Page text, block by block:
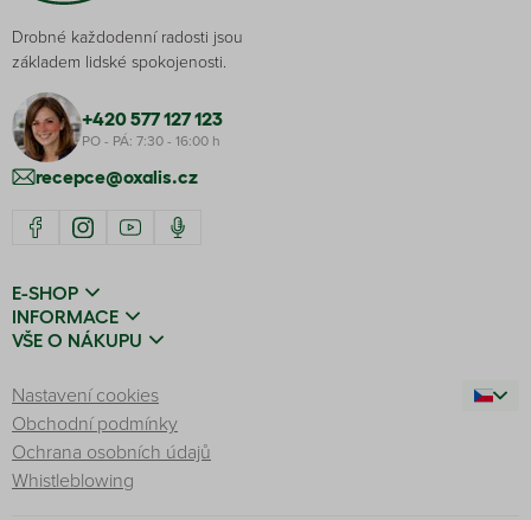
Drobné každodenní radosti jsou
základem lidské spokojenosti.
+420 577 127 123
PO - PÁ: 7:30 - 16:00 h
recepce@oxalis.cz
E-SHOP
INFORMACE
VŠE O NÁKUPU
Nastavení cookies
Obchodní podmínky
Ochrana osobních údajů
Whistleblowing